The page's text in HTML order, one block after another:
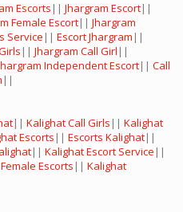
Escorts || Jhargram Escort||
Female Escort|| Jhargram
Service || Escort Jhargram ||
|| Jhargram Call Girl ||
Independent Escort|| Call
||
|| Kalighat Call Girls || Kalighat
Escorts || Escorts Kalighat||
|| Kalighat Escort Service ||
Escorts || Kalighat